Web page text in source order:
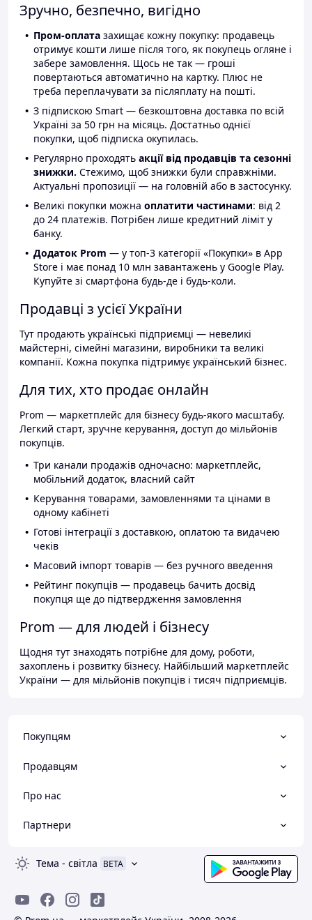
Зручно, безпечно, вигідно
Пром-оплата захищає кожну покупку: продавець
отримує кошти лише після того, як покупець огляне і
забере замовлення. Щось не так — гроші
повертаються автоматично на картку. Плюс не
треба переплачувати за післяплату на пошті.
З підпискою Smart — безкоштовна доставка по всій
Україні за 50 грн на місяць. Достатньо однієї
покупки, щоб підписка окупилась.
Регулярно проходять акції від продавців та сезонні
знижки. Стежимо, щоб знижки були справжніми.
Актуальні пропозиції — на головній або в застосунку.
Великі покупки можна оплатити частинами: від 2
до 24 платежів. Потрібен лише кредитний ліміт у
банку.
Додаток Prom — у топ-3 категорії «Покупки» в App
Store і має понад 10 млн завантажень у Google Play.
Купуйте зі смартфона будь-де і будь-коли.
Продавці з усієї України
Тут продають українські підприємці — невеликі
майстерні, сімейні магазини, виробники та великі
компанії. Кожна покупка підтримує український бізнес.
Для тих, хто продає онлайн
Prom — маркетплейс для бізнесу будь-якого масштабу.
Легкий старт, зручне керування, доступ до мільйонів
покупців.
Три канали продажів одночасно: маркетплейс,
мобільний додаток, власний сайт
Керування товарами, замовленнями та цінами в
одному кабінеті
Готові інтеграції з доставкою, оплатою та видачею
чеків
Масовий імпорт товарів — без ручного введення
Рейтинг покупців — продавець бачить досвід
покупця ще до підтвердження замовлення
Prom — для людей і бізнесу
Щодня тут знаходять потрібне для дому, роботи,
захоплень і розвитку бізнесу. Найбільший маркетплейс
України — для мільйонів покупців і тисяч підприємців.
Покупцям
Продавцям
Про нас
Партнери
Тема - світла BETA